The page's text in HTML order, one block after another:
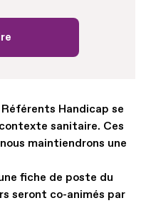
Handicap se
sanitaire. Ces
maintiendrons une
fiche de poste du
seront co-animés par